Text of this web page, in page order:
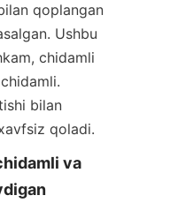
qoplangan
Ushbu
chidamli
bilan
qoladi.
va